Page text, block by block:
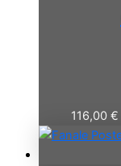
116,00 €